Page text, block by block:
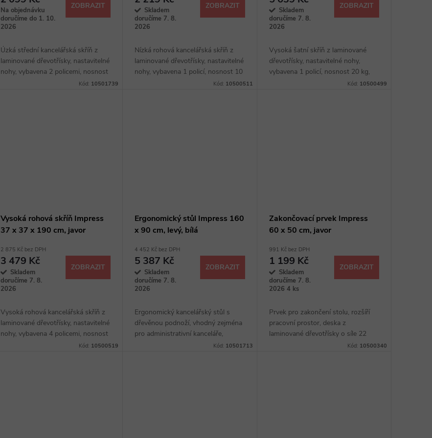
Na objednávku
doručíme do 1. 10.
2026
ZOBRAZIT
Úzká střední kancelářská skříň z
laminované dřevotřísky, nastavitelné
nohy, vybavena 2 policemi, nosnost
Kód: 10501739
Skladem
doručíme 7. 8.
2026
ZOBRAZIT
Nízká rohová kancelářská skříň z
laminované dřevotřísky, nastavitelné
nohy, vybavena 1 policí, nosnost 10
Kód: 10500511
Skladem
doručíme 7. 8.
2026
ZOBRAZIT
Vysoká šatní skříň z laminované
dřevotřísky, nastavitelné nohy,
vybavena 1 policí, nosnost 20 kg,
Kód: 10500499
Vysoká rohová skříň Impress
37 x 37 x 190 cm, javor
2 875 Kč bez DPH
3 479 Kč
Skladem
doručíme 7. 8.
2026
ZOBRAZIT
Vysoká rohová kancelářská skříň z
laminované dřevotřísky, nastavitelné
nohy, vybavena 4 policemi, nosnost
Kód: 10500519
Ergonomický stůl Impress 160
x 90 cm, levý, bílá
4 452 Kč bez DPH
5 387 Kč
Skladem
doručíme 7. 8.
2026
ZOBRAZIT
Ergonomický kancelářský stůl s
dřevěnou podnoží, vhodný zejména
pro administrativní kanceláře,
speciální rohové provedení, deska z
Kód: 10501713
Zakončovací prvek Impress
60 x 50 cm, javor
991 Kč bez DPH
1 199 Kč
Skladem
doručíme 7. 8.
2026 4 ks
ZOBRAZIT
Prvek pro zakončení stolu, rozšíří
pracovní prostor, deska z
laminované dřevotřísky o síle 22
mm, nastavitelná chromová noha, 4
Kód: 10500340